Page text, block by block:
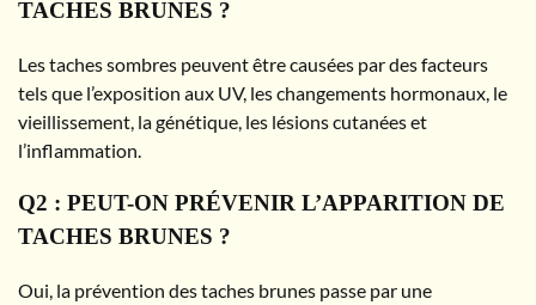
TACHES BRUNES ?
Les taches sombres peuvent être causées par des facteurs
tels que l’exposition aux UV, les changements hormonaux, le
vieillissement, la génétique, les lésions cutanées et
l’inflammation.
Q2 : PEUT-ON PRÉVENIR L’APPARITION DE
TACHES BRUNES ?
Oui, la prévention des taches brunes passe par une